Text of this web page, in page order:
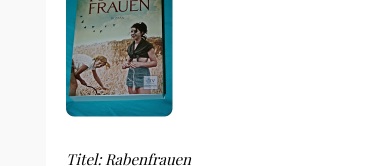
Titel: Rabenfrauen